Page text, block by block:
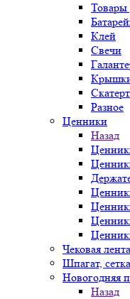
Товары
Клей
Свечи
Разное
Ценники
Назад
Чековая лента
Шпагат, сетка
Новогодняя
Назад